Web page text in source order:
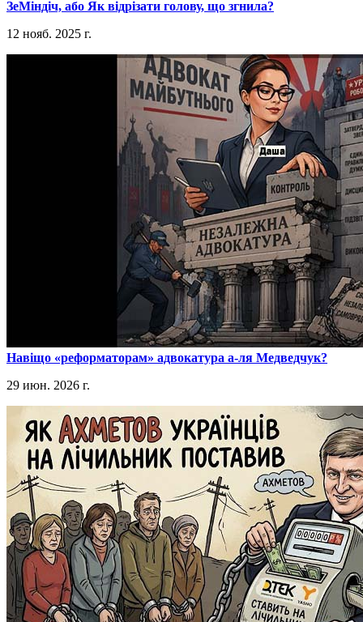
​ЗеМіндіч, або Як відрізати голову, що згнила?
12 нояб. 2025 г.
​Навіщо «реформаторам» адвокатура а-ля Медведчук?
29 июн. 2026 г.